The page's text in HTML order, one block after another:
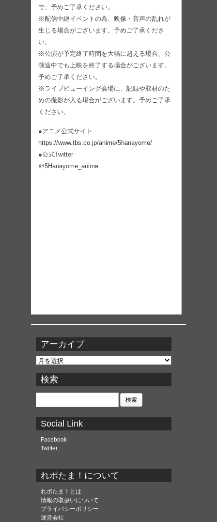
で、予めご了承ください。
※配信中継イベントの為、映像・音声の乱れが
生じる場合がございます。予めご了承くださ
い。
※公演が予定終了時間を大幅に超える場合、公
演途中でも上映を終了する場合がございます。
予めご了承ください。
※ライブビューイング会場に、記録や取材のた
めの撮影が入る場合がございます。予めご了承
ください。
●アニメ公式サイト
https://www.tbs.co.jp/anime/5hanayome/
●公式Twitter
＠5Hanayome_anime
アーカイブ
ア
カ
イ
ブ
検索
検
Social Link
Facebook
Twitter
れポたま！について
れポたま！とは
情報の取扱いについて
プライバシーポリシー
運営会社